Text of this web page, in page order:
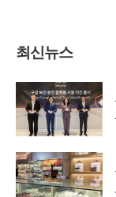
최신뉴스